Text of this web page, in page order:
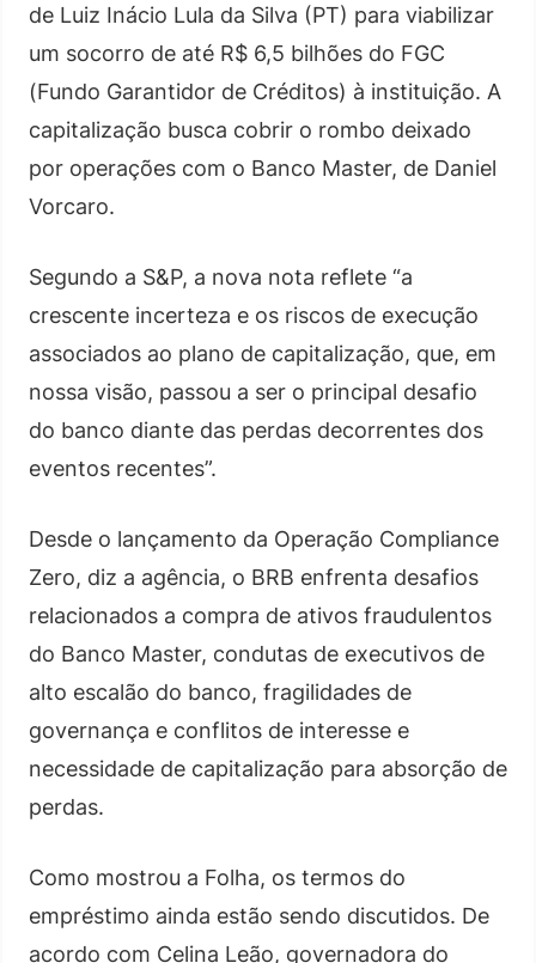
de Luiz Inácio Lula da Silva (PT) para viabilizar
um socorro de até R$ 6,5 bilhões do FGC
(Fundo Garantidor de Créditos) à instituição. A
capitalização busca cobrir o rombo deixado
por operações com o Banco Master, de Daniel
Vorcaro.
Segundo a S&P, a nova nota reflete “a
crescente incerteza e os riscos de execução
associados ao plano de capitalização, que, em
nossa visão, passou a ser o principal desafio
do banco diante das perdas decorrentes dos
eventos recentes”.
Desde o lançamento da Operação Compliance
Zero, diz a agência, o BRB enfrenta desafios
relacionados a compra de ativos fraudulentos
do Banco Master, condutas de executivos de
alto escalão do banco, fragilidades de
governança e conflitos de interesse e
necessidade de capitalização para absorção de
perdas.
Como mostrou a Folha, os termos do
empréstimo ainda estão sendo discutidos. De
acordo com Celina Leão, governadora do